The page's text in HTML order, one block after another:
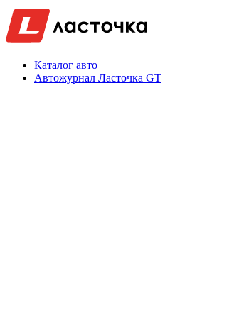
Каталог авто
Автожурнал Ласточка GT